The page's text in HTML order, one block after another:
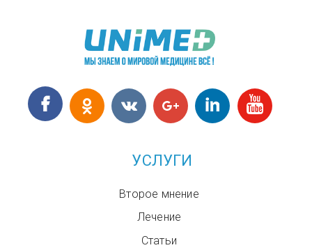
УСЛУГИ
Второе мнение
Лечение
Статьи